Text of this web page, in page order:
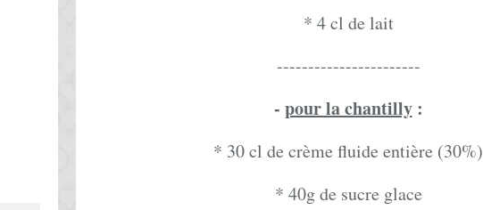
* 4 cl de lait
-----------------------
- pour la chantilly:
* 30 cl de crème fluide entière (30%)
* 40g de sucre glace